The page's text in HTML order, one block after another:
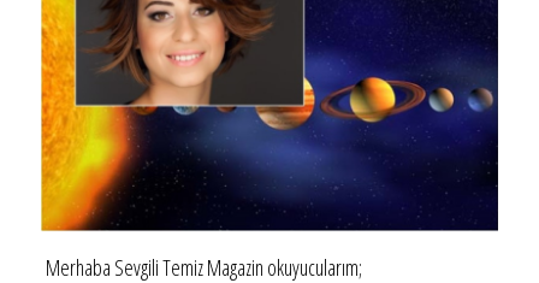
Merhaba Sevgili Temiz Magazin okuyucularım;